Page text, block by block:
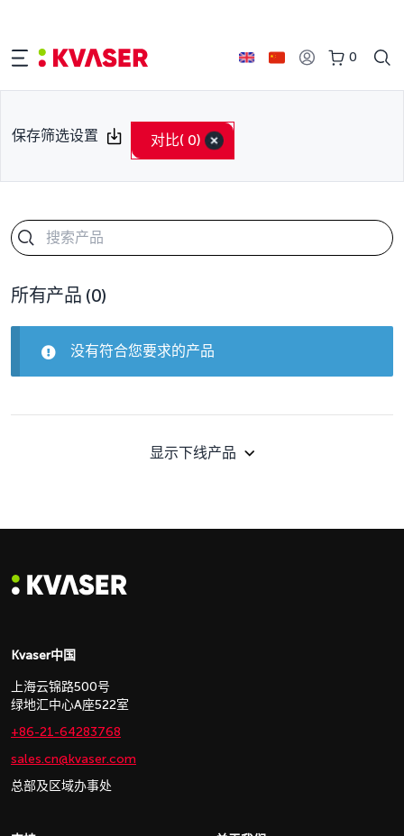
0
保存筛选设置 对比( 0)
所有产品 (0)
没有符合您要求的产品
显示下线产品
Kvaser中国
上海云锦路500号
绿地汇中心A座522室
+86-21-64283768
sales.cn@kvaser.com
总部及区域办事处